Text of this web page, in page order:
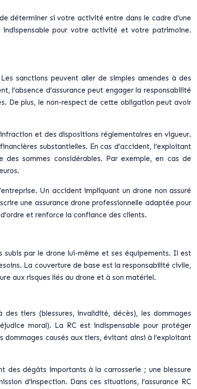
déterminer si votre activité entre dans le cadre d’une
indispensable pour votre activité et votre patrimoine.
sanctions peuvent aller de simples amendes à des
l’absence d’assurance peut engager la responsabilité
De plus, le non-respect de cette obligation peut avoir
et des dispositions réglementaires en vigueur.
substantielles. En cas d’accident, l’exploitant
sommes considérables. Par exemple, en cas de
Un accident impliquant un drone non assuré
une assurance drone professionnelle adaptée pour
et renforce la confiance des clients.
subis par le drone lui-même et ses équipements. Il est
La couverture de base est la responsabilité civile,
aux risques liés au drone et à son matériel.
des tiers (blessures, invalidité, décès), les dommages
moral). La RC est indispensable pour protéger
dommages causés aux tiers, évitant ainsi à l’exploitant
des dégâts importants à la carrosserie ; une blessure
d’inspection. Dans ces situations, l’assurance RC